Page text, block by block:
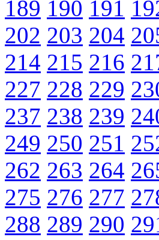
189 190 191
202 203 204
214 215 216
227 228 229
237 238 239
249 250 251
262 263 264
275 276 277
288 289 290